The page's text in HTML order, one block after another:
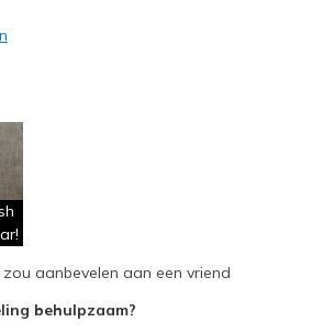
zou aanbevelen aan een vriend
behulpzaam?